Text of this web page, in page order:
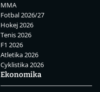
MMA
Fotbal 2026/27
Hokej 2026
Tenis 2026
F1 2026
Atletika 2026
Cyklistika 2026
Ekonomika